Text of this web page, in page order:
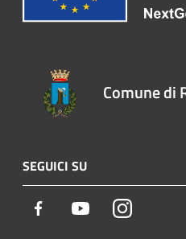
Comune di
SEGUICI SU
Facebook YoutubeInstagram